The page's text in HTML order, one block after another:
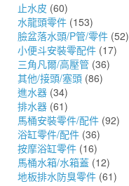
止水皮 (60)
水龍頭零件 (153)
臉盆落水頭/P管/零件 (52)
小便斗安裝零配件 (17)
三角凡爾/高壓管 (36)
其他/接頭/塞頭 (86)
進水器 (34)
排水器 (61)
馬桶安裝零件/配件 (92)
浴缸零件/配件 (36)
按摩浴缸零件 (16)
馬桶水箱/水箱蓋 (12)
地板排水防臭零件 (61)